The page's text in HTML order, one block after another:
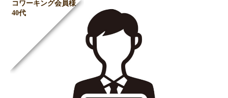
コワーキング会員様
40代